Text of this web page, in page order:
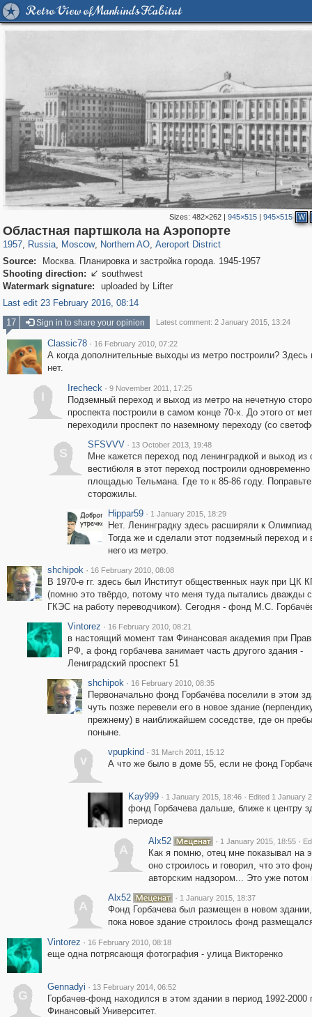
Retro View of Mankind's Habitat
Sizes: 482×262| 945×515| 945×515 W
Областная партшкола на Аэропорте
1957, Russia
1,406,257 29,243
, Moscow
319,779 8,286
, Northern AO
22,533 598
, Aeroport District
2,607 97
Source:
Москва. Планировка и застройка города. 1945-1957
Shooting direction:  southwest
Watermark signature:
uploaded by Lifter
Last edit 23 February 2016, 08:14
17
Sign in to share your opinion Latest comment: 2 January 2015, 13:24
Classic78 · 16 February 2010, 07:22
А когда дополнительные выходы из метро построили?
нет.
I
Irecheck · 9 November 2011, 17:25
Подземный переход и выход из метро на нечетную
проспекта построили в самом конце 70-х. До этого от
переходили проспект по наземному переходу (со
S
SFSVVV · 13 October 2013, 19:48
Мне кажется переход под ленинградкой и выход из
вестибюля в этот переход построили одновременно
площадью Тельмана. Где то к 85-86 году.
сторожилы.
Hippar59 · 1 January 2015, 18:29
Нет. Ленинградку здесь расширяли к
Тогда же и сделали этот подземный переход и
него из метро.
shchipok · 16 February 2010, 08:08
В 1970-е гг. здесь был Институт общественных наук при ЦК
(помню это твёрдо, потому что меня туда пытались дважды
ГКЭС на работу переводчиком). Сегодня - фонд М.С.
Vintorez · 16 February 2010, 08:21
в настоящий момент там Финансовая академия при
РФ, а фонд горбачева занимает часть другого здания -
Лениградский проспект 51
shchipok · 16 February 2010, 08:35
Первоначально фонд Горбачёва поселили в этом
чуть позже перевели его в новое здание
прежнему) в наиближайшем соседстве, где он
поныне.
v
vpupkind · 31 March 2011, 15:12
А что же было в доме 55, если не фонд
Kay999 · 1 January 2015, 18:46 · Edited 1 January
фонд Горбачева дальше, ближе к центру
периоде
A
Alx52 · 1 January 2015, 18:55 ·
Как я помню, отец мне показывал на
оно строилось и говорил, что это
авторским надзором... Это уже
A
Alx52 · 1 January 2015, 18:37
Фонд Горбачева был размещен в новом
пока новое здание строилось фонд
Vintorez · 16 February 2010, 08:18
еще одна потрясающя фотография - улица Викторенко
G
Gennadyi · 13 February 2014, 06:52
Горбачев-фонд находился в этом здании в период 1992-2000
Финансовый Университет.